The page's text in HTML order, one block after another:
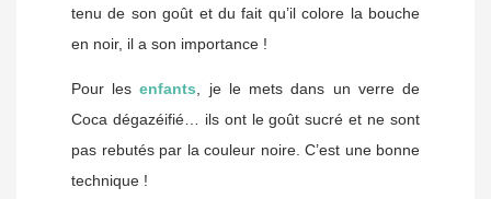
tenu de son goût et du fait qu’il colore la bouche
en noir, il a son importance !
Pour lesenfants , je le mets dans un verre de
Coca dégazéifié… ils ont le goût sucré et ne sont
pas rebutés par la couleur noire. C’est une bonne
technique !